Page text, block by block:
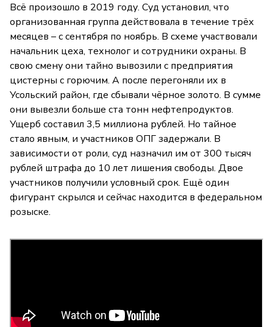
Всё произошло в 2019 году. Суд установил, что
организованная группа действовала в течение трёх
месяцев – с сентября по ноябрь. В схеме участвовали
начальник цеха, технолог и сотрудники охраны. В
свою смену они тайно вывозили с предприятия
цистерны с горючим. А после перегоняли их в
Усольский район, где сбывали чёрное золото. В сумме
они вывезли больше ста тонн нефтепродуктов.
Ущерб составил 3,5 миллиона рублей. Но тайное
стало явным, и участников ОПГ задержали. В
зависимости от роли, суд назначил им от 300 тысяч
рублей штрафа до 10 лет лишения свободы. Двое
участников получили условный срок. Ещё один
фигурант скрылся и сейчас находится в федеральном
розыске.